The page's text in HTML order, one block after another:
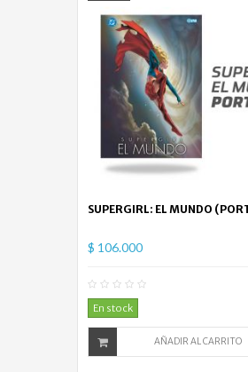
SUPERGIRL: EL MUNDO
$ 106.000
En stock
AÑADIR AL CARRITO